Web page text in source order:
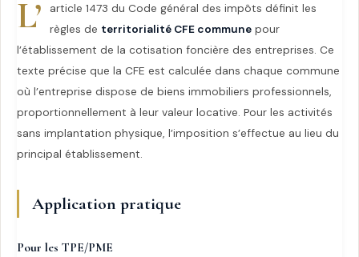
L’
article 1473 du Code général des impôts définit les
règles de territorialité CFE commune pour
l’établissement de la cotisation foncière des entreprises. Ce
texte précise que la CFE est calculée dans chaque commune
où l’entreprise dispose de biens immobiliers professionnels,
proportionnellement à leur valeur locative. Pour les activités
sans implantation physique, l’imposition s’effectue au lieu du
principal établissement.
Application pratique
Pour les TPE/PME